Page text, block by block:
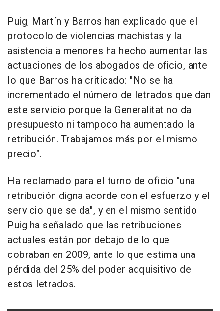
Puig, Martín y Barros han explicado que el
protocolo de violencias machistas y la
asistencia a menores ha hecho aumentar las
actuaciones de los abogados de oficio, ante
lo que Barros ha criticado: "No se ha
incrementado el número de letrados que dan
este servicio porque la Generalitat no da
presupuesto ni tampoco ha aumentado la
retribución. Trabajamos más por el mismo
precio".
Ha reclamado para el turno de oficio "una
retribución digna acorde con el esfuerzo y el
servicio que se da", y en el mismo sentido
Puig ha señalado que las retribuciones
actuales están por debajo de lo que
cobraban en 2009, ante lo que estima una
pérdida del 25% del poder adquisitivo de
estos letrados.